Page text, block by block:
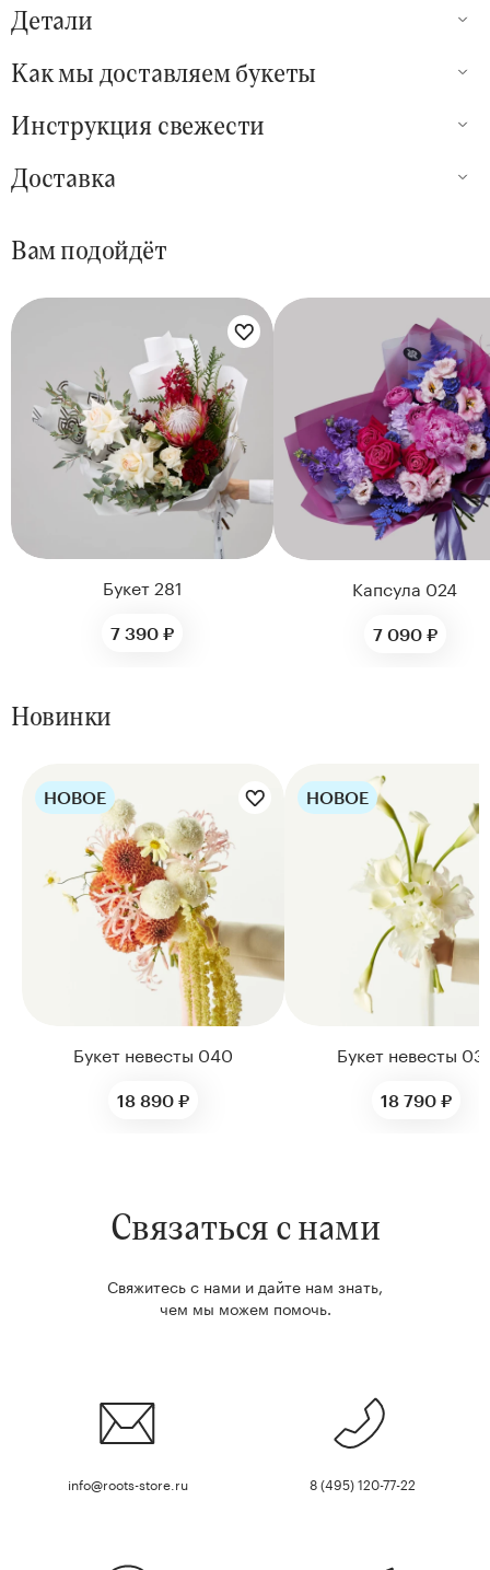
Детали
Как мы доставляем букеты
Инструкция свежести
Доставка
Вам подойдёт
Букет 281
7 390 ₽
Цветы букета:
Капсула 024
7 090 ₽
Новинки
Цветы букета:
НОВОЕ
Букет невесты 040
18 890 ₽
Цветы букета:
НОВОЕ
Букет невесты
18 790 ₽
Связаться с нами
Свяжитесь с нами и дайте нам знать,
чем мы можем помочь.
info@roots-store.ru 8 (495) 120-77-22